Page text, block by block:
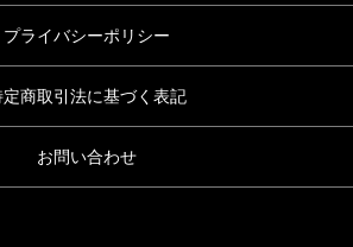
プライバシーポリシー
定商取引法に基づく表記
お問い合わせ